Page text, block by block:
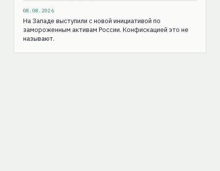
08.08.2026
На Западе выступили с новой инициативой по
замороженным активам России. Конфискацией это не
называют.